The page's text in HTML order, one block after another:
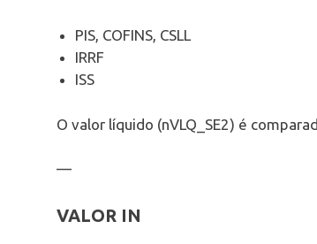
PIS, COFINS, CSLL
IRRF
ISS
O valor líquido (nVLQ_SE2) é
—
VALOR IN